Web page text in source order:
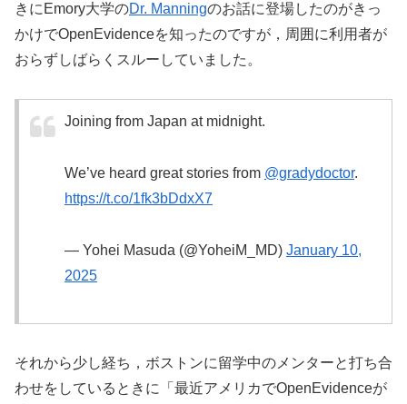
きにEmory大学のDr. Manningのお話に登場したのがきっ
かけでOpenEvidenceを知ったのですが，周囲に利用者が
おらずしばらくスルーしていました。
Joining from Japan at midnight.
We’ve heard great stories from @gradydoctor.
https://t.co/1fk3bDdxX7
— Yohei Masuda (@YoheiM_MD) January 10,
2025
それから少し経ち，ボストンに留学中のメンターと打ち合
わせをしているときに「最近アメリカでOpenEvidenceが